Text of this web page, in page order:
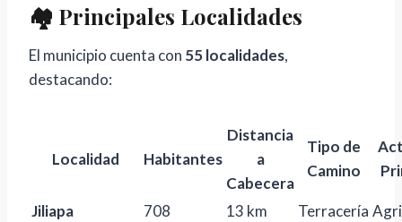
🏘️ Principales Localidades
El municipio cuenta con 55 localidades,
destacando:
Localidad Habitantes
Distancia
a
Cabecera
Tipo de
Camino
Jiliapa 708 13 km Terracería